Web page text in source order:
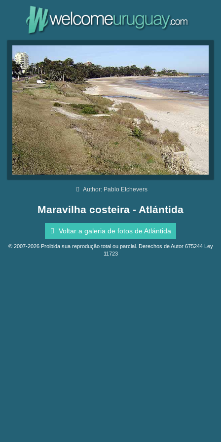
Author: Pablo Etchevers
Maravilha costeira - Atlántida
Voltar a galeria de fotos de Atlántida
© 2007-2026 Proibida sua reprodução total ou parcial. Derechos de Autor 675244 Ley
11723